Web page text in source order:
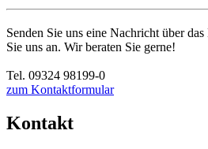
Senden Sie uns eine Nachricht über
Sie uns an. Wir beraten Sie gerne!
Tel. 09324 98199-0
zum Kontaktformular
Kontakt